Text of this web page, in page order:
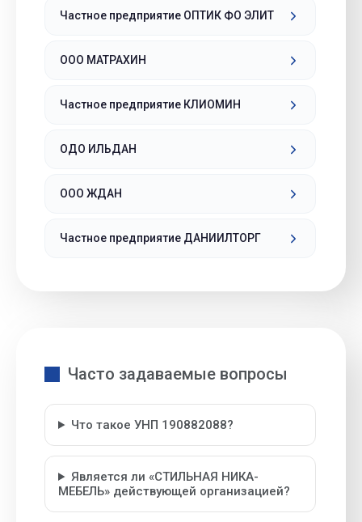
Частное предприятие ОПТИК ФО ЭЛИТ
ООО МАТРАХИН
Частное предприятие КЛИОМИН
ОДО ИЛЬДАН
ООО ЖДАН
Частное предприятие ДАНИИЛТОРГ
Часто задаваемые вопросы
Что такое УНП 190882088?
Является ли «СТИЛЬНАЯ НИКА-
МЕБЕЛЬ» действующей организацией?